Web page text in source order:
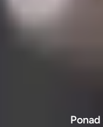
Ponad